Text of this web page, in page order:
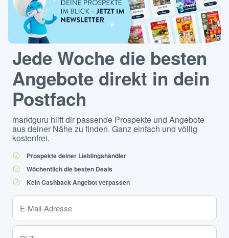
Jede Woche die besten
Angebote direkt in dein
Postfach
marktguru hilft dir passende Prospekte und Angebote
aus deiner Nähe zu finden. Ganz einfach und völlig
kostenfrei.
Prospekte deiner Lieblingshändler
Wöchentlich die besten Deals
Kein Cashback Angebot verpassen